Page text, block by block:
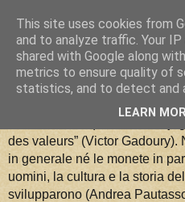
La Moneta tra
Valori
des valeurs” (Victor
in generale né le monete in
uomini, la cultura e la storia
svilupparono (Andrea
This site uses cookies from
and to analyze traffic. Your
shared with Google along
metrics to ensure quality of
statistics, and to detect and
LEARN